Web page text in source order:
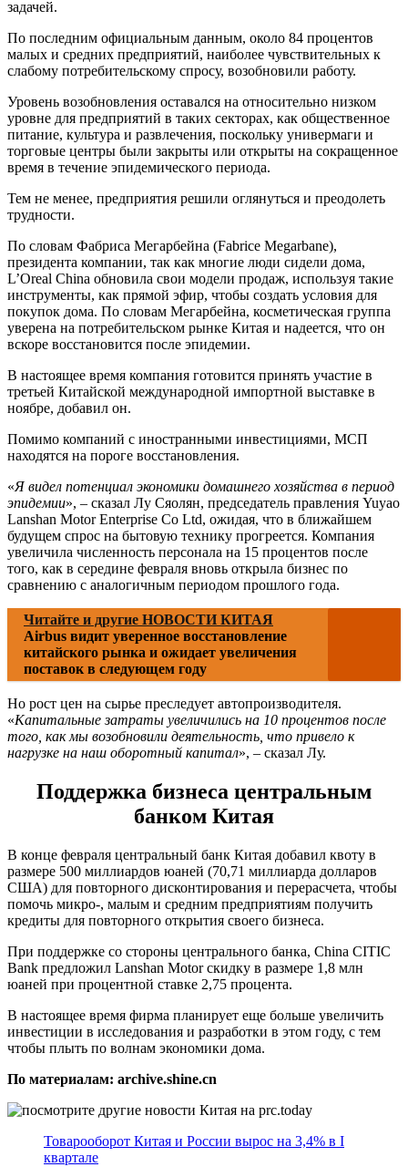
задачей.
По последним официальным данным, около 84 процентов
малых и средних предприятий, наиболее чувствительных к
слабому потребительскому спросу, возобновили работу.
Уровень возобновления оставался на относительно низком
уровне для предприятий в таких секторах, как общественное
питание, культура и развлечения, поскольку универмаги и
торговые центры были закрыты или открыты на сокращенное
время в течение эпидемического периода.
Тем не менее, предприятия решили оглянуться и преодолеть
трудности.
По словам Фабриса Мегарбейна (Fabrice Megarbane),
президента компании, так как многие люди сидели дома,
L’Oreal China обновила свои модели продаж, используя такие
инструменты, как прямой эфир, чтобы создать условия для
покупок дома. По словам Мегарбейна, косметическая группа
уверена на потребительском рынке Китая и надеется, что он
вскоре восстановится после эпидемии.
В настоящее время компания готовится принять участие в
третьей Китайской международной импортной выставке в
ноябре, добавил он.
Помимо компаний с иностранными инвестициями, МСП
находятся на пороге восстановления.
«Я видел потенциал экономики домашнего хозяйства в период
эпидемии», – сказал Лу Сяолян, председатель правления Yuyao
Lanshan Motor Enterprise Co Ltd, ожидая, что в ближайшем
будущем спрос на бытовую технику прогреется. Компания
увеличила численность персонала на 15 процентов после
того, как в середине февраля вновь открыла бизнес по
сравнению с аналогичным периодом прошлого года.
Читайте и другие НОВОСТИ КИТАЯ
Airbus видит уверенное восстановление
китайского рынка и ожидает увеличения
поставок в следующем году
Но рост цен на сырье преследует автопроизводителя.
«Капитальные затраты увеличились на 10 процентов после
того, как мы возобновили деятельность, что привело к
нагрузке на наш оборотный капитал», – сказал Лу.
Поддержка бизнеса центральным
банком Китая
В конце февраля центральный банк Китая добавил квоту в
размере 500 миллиардов юаней (70,71 миллиарда долларов
США) для повторного дисконтирования и перерасчета, чтобы
помочь микро-, малым и средним предприятиям получить
кредиты для повторного открытия своего бизнеса.
При поддержке со стороны центрального банка, China CITIC
Bank предложил Lanshan Motor скидку в размере 1,8 млн
юаней при процентной ставке 2,75 процента.
В настоящее время фирма планирует еще больше увеличить
инвестиции в исследования и разработки в этом году, с тем
чтобы плыть по волнам экономики дома.
По материалам: archive.shine.cn
Товарооборот Китая и России вырос на 3,4% в I
квартале